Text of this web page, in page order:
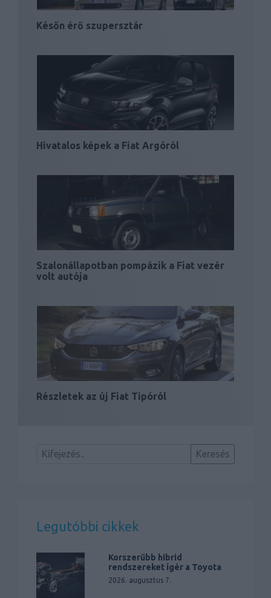
Későn érő szupersztár
Hivatalos képek a Fiat Argóról
Szalonállapotban pompázik a Fiat vezér
volt autója
Részletek az új Fiat Tipóról
Legutóbbi cikkek
Korszerűbb hibrid
rendszereket ígér a Toyota
2026. augusztus 7.